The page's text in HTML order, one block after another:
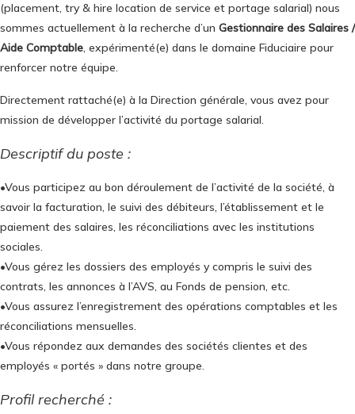
(placement, try & hire location de service et portage salarial) nous
sommes actuellement à la recherche d’un Gestionnaire des Salaires /
Aide Comptable, expérimenté(e) dans le domaine Fiduciaire pour
renforcer notre équipe.
Directement rattaché(e) à la Direction générale, vous avez pour
mission de développer l’activité du portage salarial.
Descriptif du poste :
•Vous participez au bon déroulement de l’activité de la société, à
savoir la facturation, le suivi des débiteurs, l’établissement et le
paiement des salaires, les réconciliations avec les institutions
sociales.
•Vous gérez les dossiers des employés y compris le suivi des
contrats, les annonces à l’AVS, au Fonds de pension, etc.
•Vous assurez l’enregistrement des opérations comptables et les
réconciliations mensuelles.
•Vous répondez aux demandes des sociétés clientes et des
employés « portés » dans notre groupe.
Profil recherché :